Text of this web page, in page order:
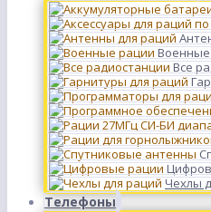
Все
Чехлы
Телефоны